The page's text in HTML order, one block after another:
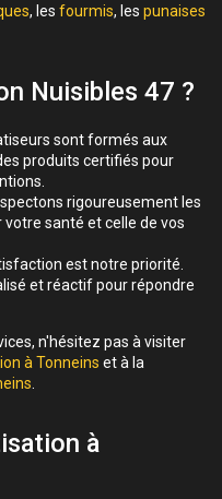
, les fourmis, les punaises
Nuisibles 47 ?
sont formés aux
produits certifiés pour
rigoureusement les
santé et celle de vos
est notre priorité.
et réactif pour répondre
n'hésitez pas à visiter
à Tonneins et à la
à